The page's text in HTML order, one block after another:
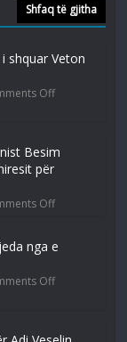
Shfaq të gjitha
shquar Veton
Off
Besim
për
Off
nga e
Off